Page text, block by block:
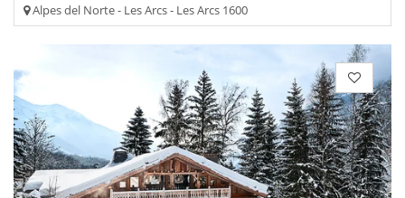
Alpes del Norte - Les Arcs - Les Arcs 1600